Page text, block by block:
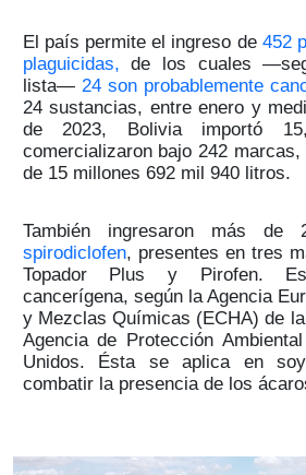
El país permite el ingreso de 452
plaguicidas, de los cuales
lista— 24 son probablemente
24 sustancias, entre enero y
de 2023, Bolivia importó
comercializaron bajo 242 marcas,
de 15 millones 692 mil 940 litros.
También ingresaron más
spirodiclofen, presentes en tres
Topador Plus y Pirofen.
cancerígena, según la Agencia
y Mezclas Químicas (ECHA) de
Agencia de Protección
Unidos. Ésta se aplica en
combatir la presencia de los